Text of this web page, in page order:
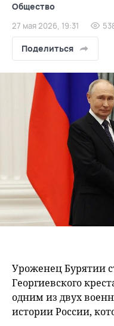
Общество
27 мая 2026, 19:31
Поделиться
Уроженец Бурятии
Георгиевского
одним из двух
истории России,